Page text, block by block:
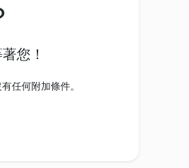
您！
任何附加條件。